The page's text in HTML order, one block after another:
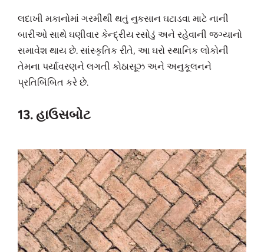
લદાખી મકાનોમાં ગરમીથી થતું નુકસાન ઘટાડવા માટે નાની
બારીઓ સાથે ઘણીવાર કેન્દ્રીય રસોડું અને રહેવાની જગ્યાનો
સમાવેશ થાય છે. સાંસ્કૃતિક રીતે, આ ઘરો સ્થાનિક લોકોની
તેમના પર્યાવરણને લગતી કોઠાસૂઝ અને અનુકૂલનને
પ્રતિબિંબિત કરે છે.
13. હાઉસબોટ